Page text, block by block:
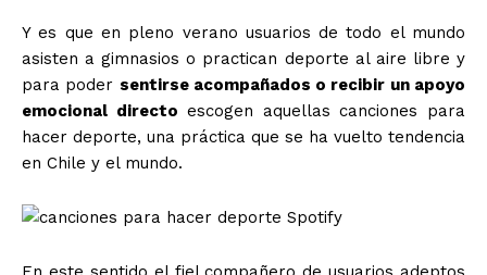
Y es que en pleno verano usuarios de todo el mundo
asisten a gimnasios o practican deporte al aire libre y
para poder sentirse acompañados o recibir un apoyo
emocional directo escogen aquellas canciones para
hacer deporte, una práctica que se ha vuelto tendencia
en Chile y el mundo.